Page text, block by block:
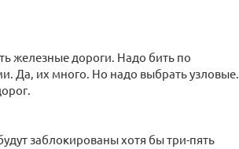
железные дороги. Надо бить по
Да, их много. Но надо выбрать узловые.
заблокированы хотя бы три-пять